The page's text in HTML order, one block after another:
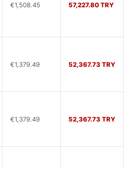
€1,508.45 57,227.80 TRY
€1,379.49 52,367.73 TRY
€1,379.49 52,367.73 TRY